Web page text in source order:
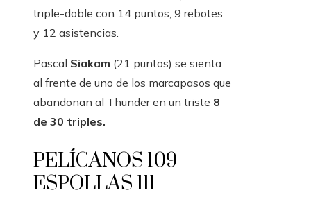
triple-doble con 14 puntos, 9 rebotes
y 12 asistencias.
Pascal Siakam (21 puntos) se sienta
al frente de uno de los marcapasos que
abandonan al Thunder en un triste 8
de 30 triples.
PELÍCANOS 109 –
ESPOLLAS 111